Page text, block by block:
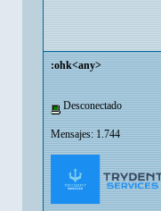
:ohk<any>
Desconectado
Mensajes: 1.744